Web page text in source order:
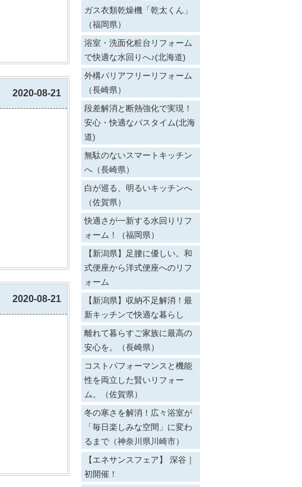
2020-08-21
2020-08-21
ガス衣類乾燥機「乾太くん」
（福岡県）
浴室・洗面化粧台リフォーム
で快適な水回りへ♪(北海道)
外構バリアフリーリフォーム
（長崎県）
段差解消と断熱強化で実現！
安心・快適なバスタイム(北海
道)
無駄のないスマートキッチン
へ（長崎県）
白が巡る、明るいキッチンへ
（佐賀県）
快適さが一新する水回りリフ
ォーム！（福岡県）
【新潟県】足腰に優しい。和
式便座から洋式便座へのリフ
ォーム
【新潟県】収納不足解消！最
新キッチンで快適な暮らし
離れて暮らすご家族に最高の
安心を。（長崎県）
コストパフォーマンスと機能
性を両立した賢いリフォー
ム。（佐賀県）
冬の寒さを解消！広々浴室が
「毎日楽しみな空間」に変わ
るまで（神奈川県川崎市）
【エネサンスフェア】 深谷｜
初開催！